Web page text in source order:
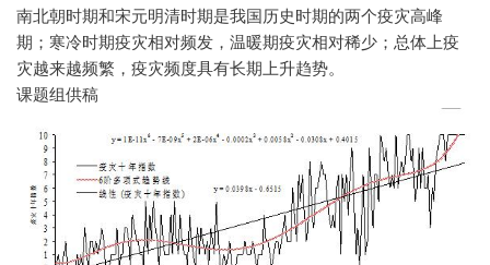
南北朝时期和宋元明清时期是我国历史时期的两个疫灾高峰
期；寒冷时期疫灾相对频发，温暖期疫灾相对稀少；总体上疫
灾越来越频繁，疫灾频度具有长期上升趋势。
课题组供稿